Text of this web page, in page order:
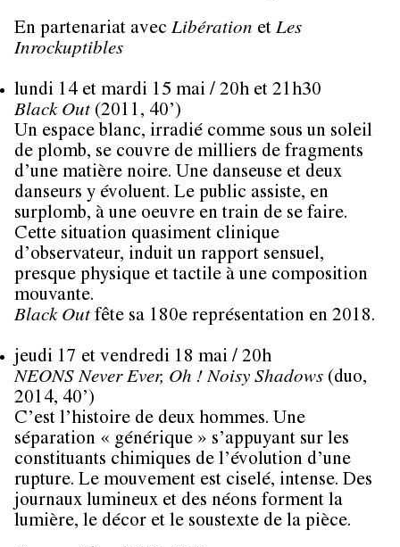
En partenariat avec Libération et Les
Inrockuptibles
lundi 14 et mardi 15 mai / 20h et 21h30
Black Out (2011, 40’)
Un espace blanc, irradié comme sous un soleil
de plomb, se couvre de milliers de fragments
d’une matière noire. Une danseuse et deux
danseurs y évoluent. Le public assiste, en
surplomb, à une oeuvre en train de se faire.
Cette situation quasiment clinique
d’observateur, induit un rapport sensuel,
presque physique et tactile à une composition
mouvante.
Black Outfête sa 180e représentation en 2018.
jeudi 17 et vendredi 18 mai / 20h
NEONS Never Ever, Oh ! Noisy Shadows (duo,
2014, 40’)
C’est l’histoire de deux hommes. Une
séparation « générique » s’appuyant sur les
constituants chimiques de l’évolution d’une
rupture. Le mouvement est ciselé, intense. Des
journaux lumineux et des néons forment la
lumière, le décor et le soustexte de la pièce.